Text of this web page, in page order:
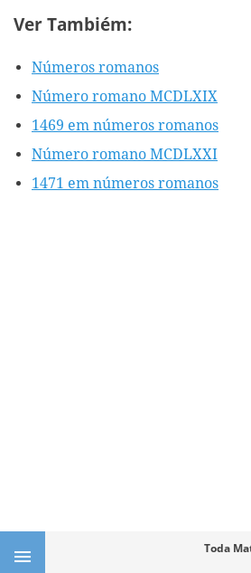
Ver Tambiém:
Números romanos
Número romano MCDLXIX
1469 em números romanos
Número romano MCDLXXI
1471 em números romanos
Toda